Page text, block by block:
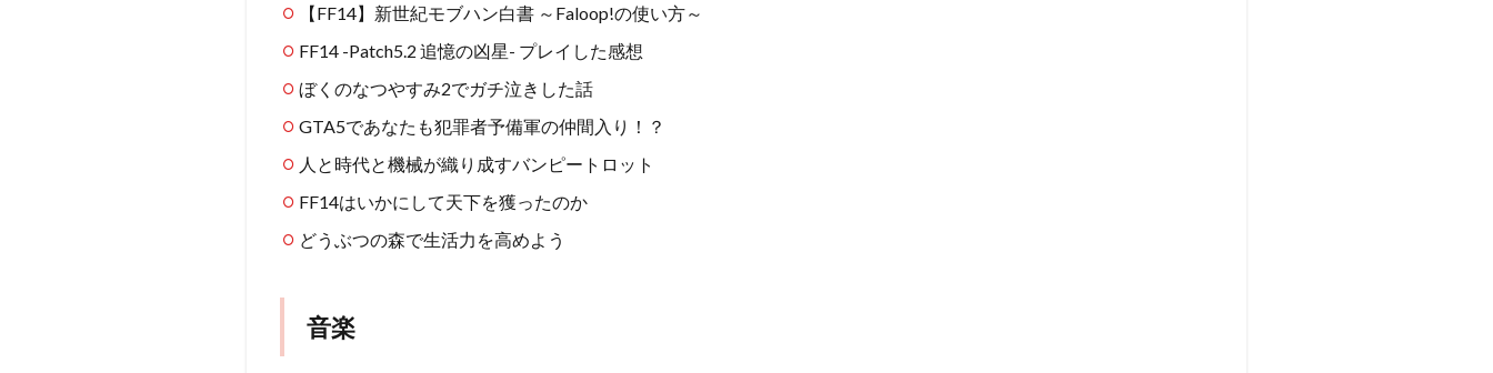
【FF14】新世紀モブハン白書 ～Faloop!の使い方～
FF14 -Patch5.2 追憶の凶星- プレイした感想
ぼくのなつやすみ2でガチ泣きした話
GTA5であなたも犯罪者予備軍の仲間入り！？
人と時代と機械が織り成すバンピートロット
FF14はいかにして天下を獲ったのか
どうぶつの森で生活力を高めよう
音楽